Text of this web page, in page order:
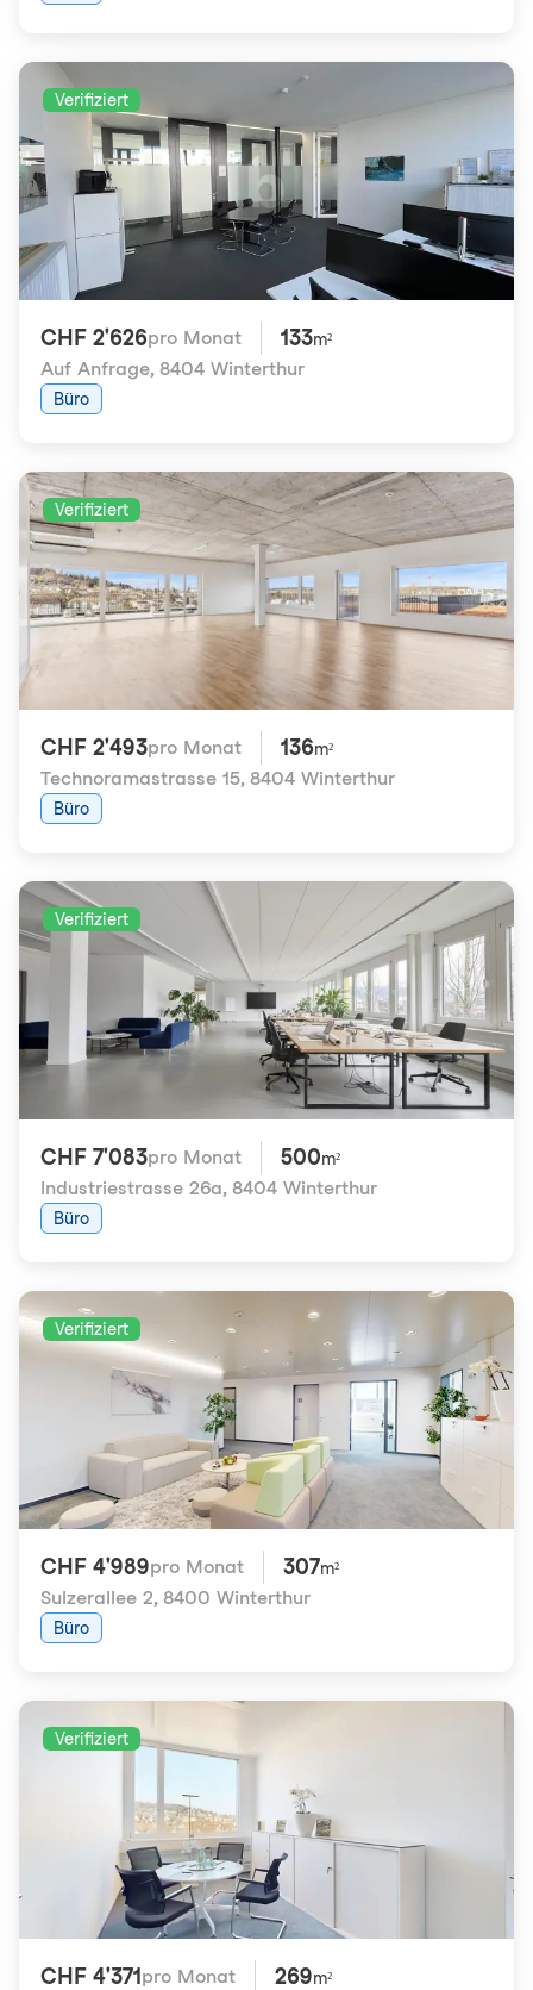
Verifiziert
CHF 2'626pro Monat 133m²
Auf Anfrage, 8404 Winterthur
Büro
Verifiziert
CHF 2'493pro Monat 136m²
Technoramastrasse 15, 8404 Winterthur
Büro
Verifiziert
CHF 7'083pro Monat 500m²
Industriestrasse 26a, 8404 Winterthur
Büro
Verifiziert
CHF 4'989pro Monat 307m²
Sulzerallee 2, 8400 Winterthur
Büro
Verifiziert
CHF 4'371 pro Monat 269m²